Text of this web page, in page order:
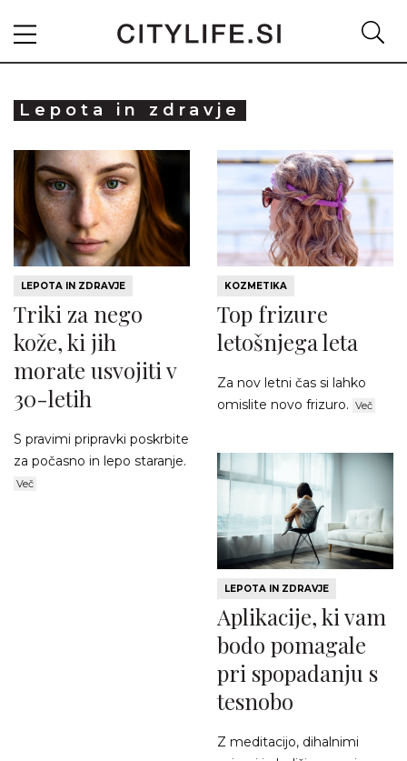
Lepota in zdravje
LEPOTA IN ZDRAVJE
Triki za nego
kože, ki jih
morate usvojiti v
30-letih
S pravimi pripravki poskrbite
za počasno in lepo staranje.
Več
KOZMETIKA
Top frizure
letošnjega leta
Za nov letni čas si lahko
omislite novo frizuro. Več
LEPOTA IN ZDRAVJE
Aplikacije, ki vam
bodo pomagale
pri spopadanju s
tesnobo
Z meditacijo, dihalnimi